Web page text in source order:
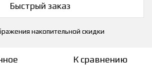
Быстрый заказ
накопительной скидки
К сравнению